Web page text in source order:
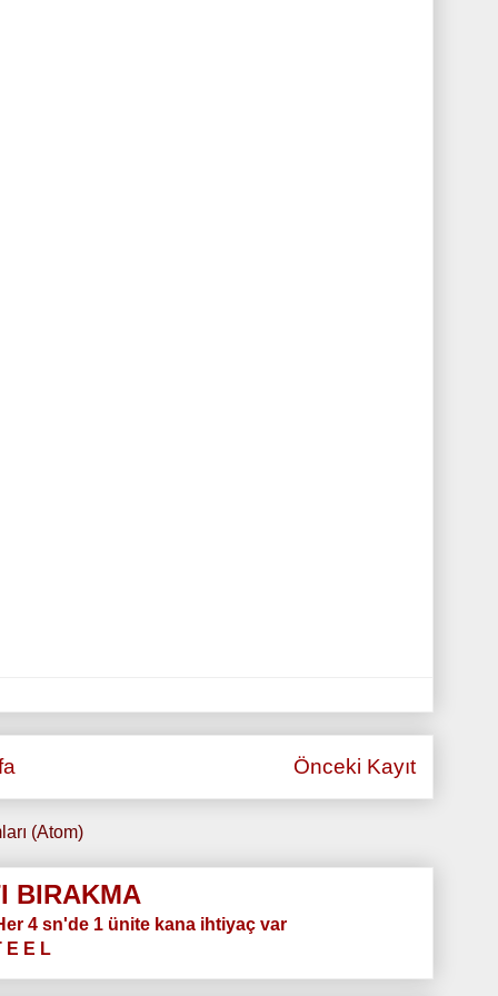
Önceki Kayıt
(Atom)
BIRAKMA
4 sn'de 1 ünite kana ihtiyaç var
E E L